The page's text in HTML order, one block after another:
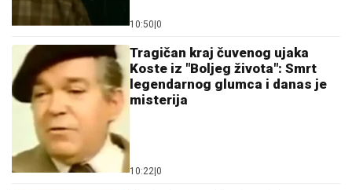
10:50 0
Tragičan kraj čuvenog ujaka
Koste iz "Boljeg života": Smrt
legendarnog glumca i danas je
misterija
10:22 0